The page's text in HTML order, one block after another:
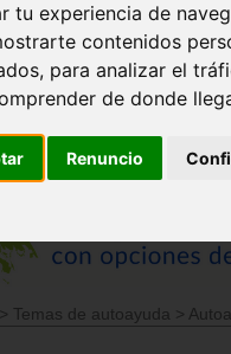
tu experiencia de
contenidos
para analizar el
de donde
Renuncio
> Temas de autoayuda >